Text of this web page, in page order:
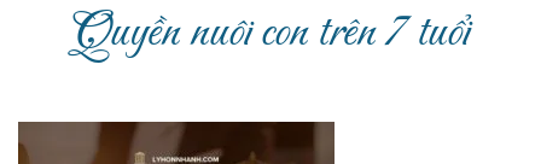
Quyền nuôi con trên 7 tuổi